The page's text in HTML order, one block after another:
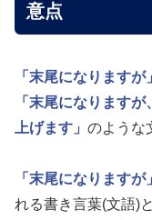
意点
「末尾になりますが」
「末尾になります
上げます」 のような
「末尾になりますが」
れる書き言葉(文語)